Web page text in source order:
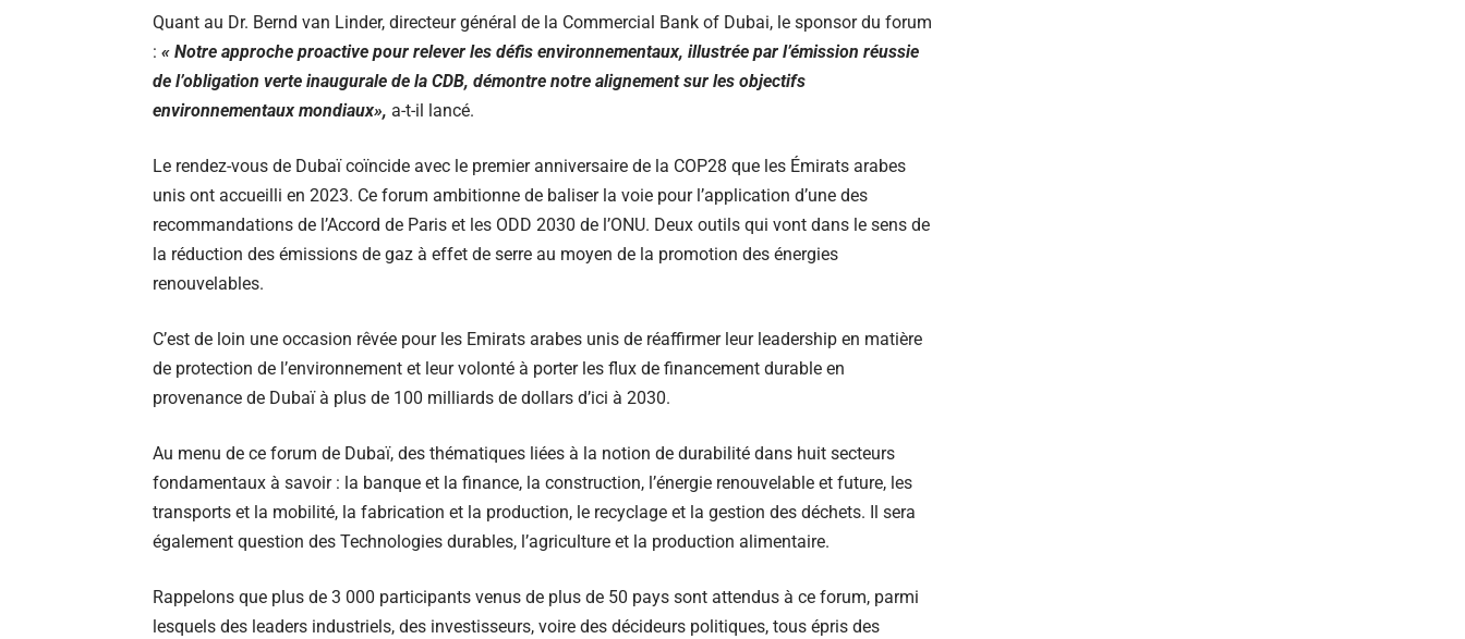
Quant au Dr. Bernd van Linder, directeur général de la Commercial Bank of Dubai, le sponsor du forum
: « Notre approche proactive pour relever les défis environnementaux, illustrée par l’émission réussie
de l’obligation verte inaugurale de la CDB, démontre notre alignement sur les objectifs
environnementaux mondiaux», a-t-il lancé.
Le rendez-vous de Dubaï coïncide avec le premier anniversaire de la COP28 que les Émirats arabes
unis ont accueilli en 2023. Ce forum ambitionne de baliser la voie pour l’application d’une des
recommandations de l’Accord de Paris et les ODD 2030 de l’ONU. Deux outils qui vont dans le sens de
la réduction des émissions de gaz à effet de serre au moyen de la promotion des énergies
renouvelables.
C’est de loin une occasion rêvée pour les Emirats arabes unis de réaffirmer leur leadership en matière
de protection de l’environnement et leur volonté à porter les flux de financement durable en
provenance de Dubaï à plus de 100 milliards de dollars d’ici à 2030.
Au menu de ce forum de Dubaï, des thématiques liées à la notion de durabilité dans huit secteurs
fondamentaux à savoir : la banque et la finance, la construction, l’énergie renouvelable et future, les
transports et la mobilité, la fabrication et la production, le recyclage et la gestion des déchets. Il sera
également question des Technologies durables, l’agriculture et la production alimentaire.
Rappelons que plus de 3 000 participants venus de plus de 50 pays sont attendus à ce forum, parmi
lesquels des leaders industriels, des investisseurs, voire des décideurs politiques, tous épris des